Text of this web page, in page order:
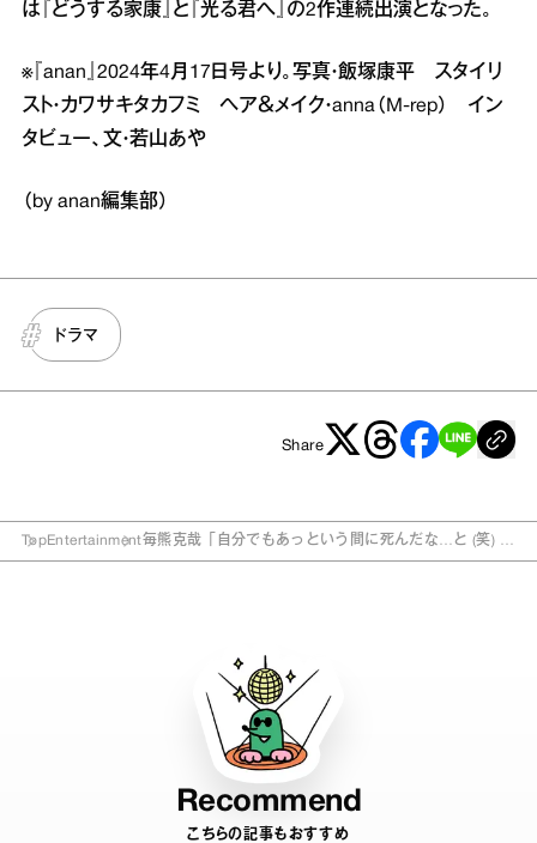
は『どうする家康』と『光る君へ』の2作連続出演となった。
※『anan』2024年4月17日号より。写真・飯塚康平 スタイリ
スト・カワサキタカフミ ヘア＆メイク・anna（M‐rep） イン
タビュー、文・若山あや
（by anan編集部）
ドラマ
Share
TopEntertainment毎熊克哉「自分でもあっという間に死んだな…と (笑) 」
Recommend
こちらの記事もおすすめ